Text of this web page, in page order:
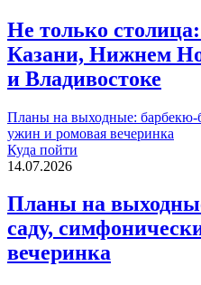
Не только
Казани, Нижнем
и Владивостоке
Планы на выходные: барбекю-
ужин и ромовая вечеринка
Куда пойти
14.07.2026
Планы на
саду,
вечеринка